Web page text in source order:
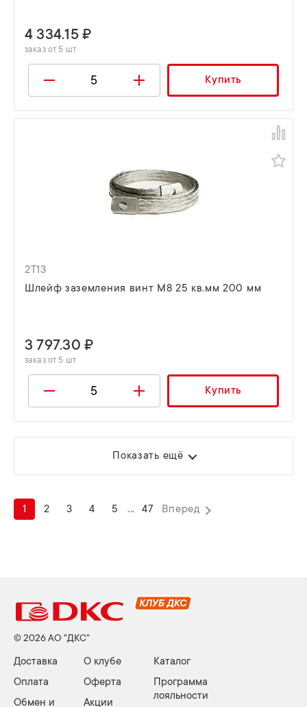
4 334.15 ₽
заказ от 5 шт
Купить
2T13
Шлейф заземления винт М8 25 кв.мм 200 мм
3 797.30 ₽
заказ от 5 шт
Купить
Показать ещё
1 2 3 4 5 ... 47 Вперед
© 2026 АО "ДКС"
Доставка
Оплата
Обмен и
О клубе
Оферта
Акции
Каталог
Программа
лояльности